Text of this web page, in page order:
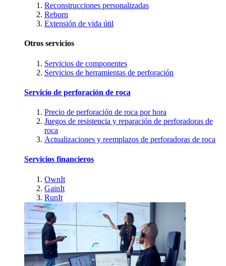
Reconstrucciones personalizadas
Reborn
Extensión de vida útil
Otros servicios
Servicios de componentes
Servicios de herramientas de perforación
Servicio de perforación de roca
Precio de perforación de roca por hora
Juegos de resistencia y reparación de perforadoras de
roca
Actualizaciones y reemplazos de perforadoras de roca
Servicios financieros
OwnIt
GainIt
RunIt